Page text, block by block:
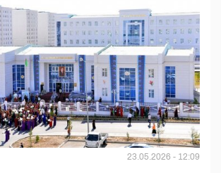
23.05.2026 - 12:09